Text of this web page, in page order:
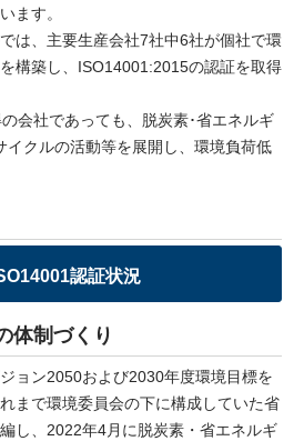
閉じる
ます。
は、主要生産会社7社中6社が個社で環
構築し、ISO14001:2015の認証を取得
会社であっても、脱炭素･省エネルギ
イクルの活動等を展開し、環境負荷低
認証状況
体制づくり
ョン2050および2030年度環境目標を
まで環境委員会の下に構成していた省
し、2022年4月に脱炭素・省エネルギ